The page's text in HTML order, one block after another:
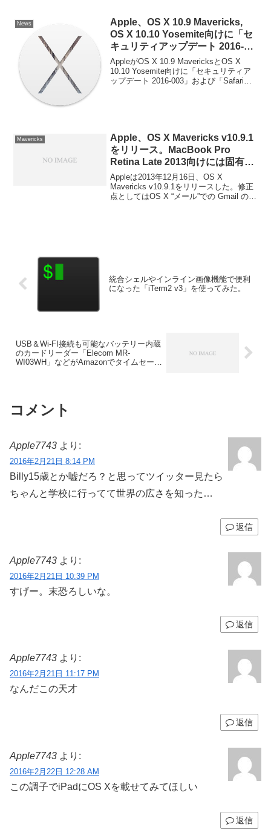
ら。
News
Apple、OS X 10.9 Mavericks,
OS X 10.10 Yosemite向けに「セ
キュリティアップデート 2016-
003」および「Safari 9.1.1」を配
布。
AppleがOS X 10.9 MavericksとOS X
10.10 Yosemite向けに「セキュリティア
ップデート 2016-003」および「Safari
Mavericks
Apple、OS X Mavericks v10.9.1
をリリース。MacBook Pro
Retina Late 2013向けには固有の
バグを修正したバージョンも。
Appleは2013年12月16日、OS X
Mavericks v10.9.1をリリースした。修正
点としてはOS X “メール”での Gmail のサ
開いているときに“共有リンク”を定期的に
アップデートとなっており、MacBook
Pro Retina Late 2013向けに固有のバグを
統合シェルやインライン画像機能で便利
になった「iTerm2 v3」を使ってみた。
USB＆Wi-FI接続も可能なバッテリー内蔵
のカードリーダー「Elecom MR-
WI03WH」などがAmazonでタイムセール
コメント
Apple7743 より:
2016年2月21日 8:14 PM
Billy15歳とか嘘だろ？と思ってツイッター見たら
ちゃんと学校に行ってて世界の広さを知った…
返信
Apple7743 より:
2016年2月21日 10:39 PM
すげー。末恐ろしいな。
返信
Apple7743 より:
2016年2月21日 11:17 PM
なんだこの天才
返信
Apple7743 より:
2016年2月22日 12:28 AM
この調子でiPadにOS Xを載せてみてほしい
返信